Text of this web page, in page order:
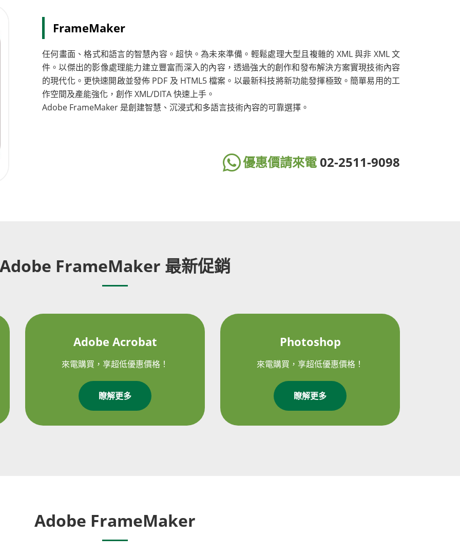
FrameMaker
任何畫面、格式和語言的智慧內容。超快。為未來準備。輕鬆處理大型且複雜的 XML 與非 XML 文
件。以傑出的影像處理能力建立豐富而深入的內容，透過強大的創作和發布解決方案實現技術內容
的現代化。更快速開啟並發佈 PDF 及 HTML5 檔案。以最新科技將新功能發揮極致。簡單易用的工
作空間及產能強化，創作 XML/DITA 快速上手。
Adobe FrameMaker 是創建智慧、沉浸式和多語言技術內容的可靠選擇。
優惠價請來電02-2511-9098
Adobe FrameMaker 最新促銷
Adobe Acrobat
來電購買，享超低優惠價格！
瞭解更多
Photoshop
來電購買，享超低優惠價格！
瞭解更多
Adobe FrameMaker